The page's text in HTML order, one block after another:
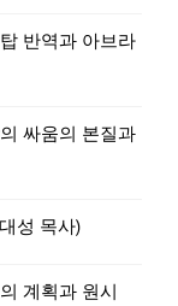
아브라
싸움의 본질과
성 목사)
계획과 원시